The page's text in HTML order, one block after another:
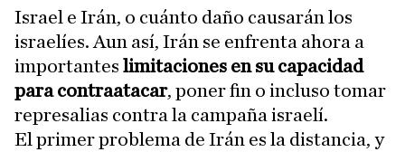
Israel e Irán, o cuánto daño causarán los
israelíes. Aun así, Irán se enfrenta ahora a
importantes limitaciones en su capacidad
para contraatacar, poner fin o incluso tomar
represalias contra la campaña israelí.
El primer problema de Irán es la distancia, y